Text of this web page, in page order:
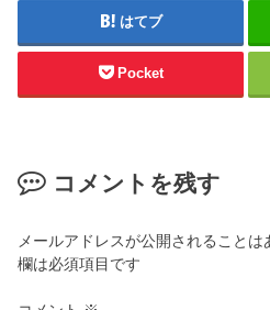
はてブ
Pocket
コメントを残す
メールアドレスが公開されることは
欄は必須項目です